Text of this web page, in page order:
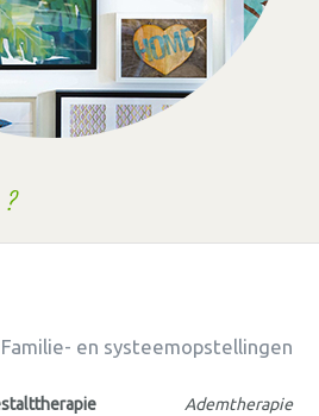
Familie- en systeemopstellingen
Ademtherapie